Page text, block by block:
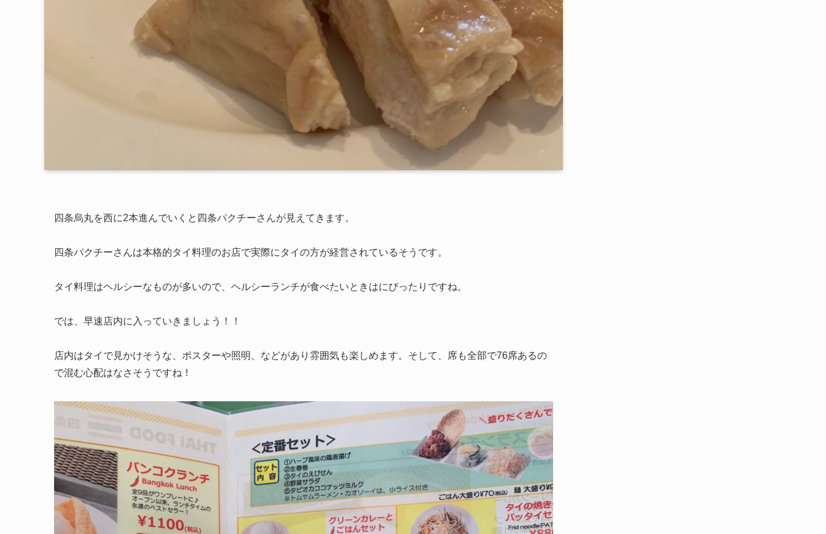
四条烏丸を西に2本進んでいくと四条パクチーさんが見えてきます。
四条パクチーさんは本格的タイ料理のお店で実際にタイの方が経営されているそうです。
タイ料理はヘルシーなものが多いので、ヘルシーランチが食べたいときはにぴったりですね。
では、早速店内に入っていきましょう！！
店内はタイで見かけそうな、ポスターや照明、などがあり雰囲気も楽しめます。そして、席も全部で76席あるの
で混む心配はなさそうですね！